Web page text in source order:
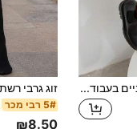
גרביוני רשת דייגים צבעוניים בעבודת יד, סקסיים לחוף הים, מסיבה, ללבוש יומיומי וגרביונים רשת אופנתיים
5# רבי מכר
₪8.50